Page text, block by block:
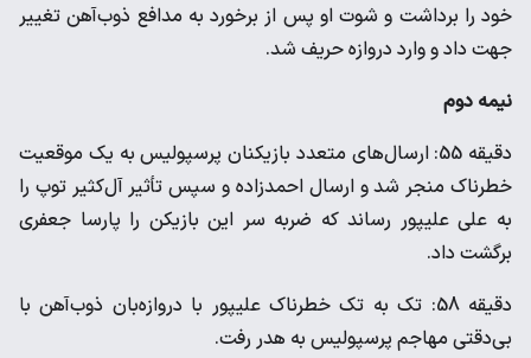
خود را برداشت و شوت او پس از برخورد به مدافع ذوب‌آهن تغییر
جهت داد و وارد دروازه حریف شد.
نیمه دوم
دقیقه 55: ارسال‌های متعدد بازیکنان پرسپولیس به یک موقعیت
خطرناک منجر شد و ارسال احمدزاده و سپس تأثیر آل‌کثیر توپ را
به علی علیپور رساند که ضربه سر این بازیکن را پارسا جعفری
برگشت داد.
دقیقه 58: تک به تک خطرناک علیپور با دروازه‌بان ذوب‌آهن با
بی‌دقتی مهاجم پرسپولیس به هدر رفت.